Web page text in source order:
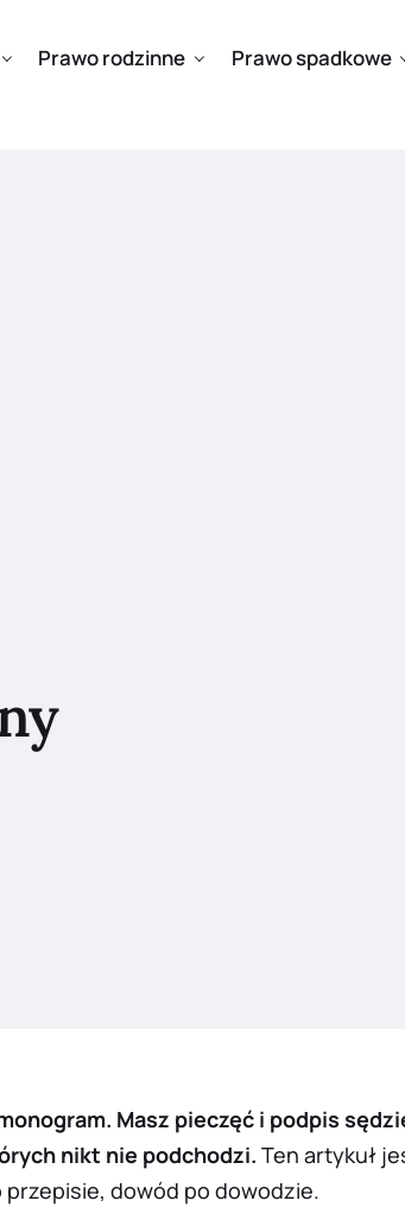
Prawo rodzinne
Prawo spadkowe
Masz pieczęć i podpis
nikt nie podchodzi. Ten artykuł
dowód po dowodzie.